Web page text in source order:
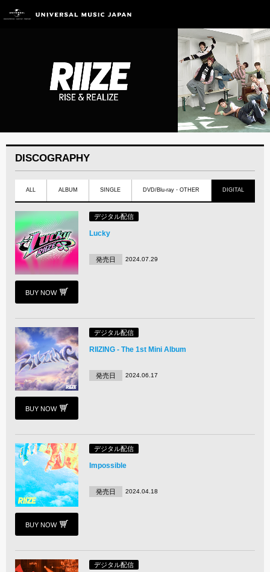
DISCOGRAPHY
ALL ALBUM SINGLE DVD/Blu-ray・OTHER DIGITAL
BUY NOW
デジタル配信
Lucky
発売日 2024.07.29
BUY NOW
デジタル配信
RIIZING - The 1st Mini Album
発売日 2024.06.17
BUY NOW
デジタル配信
Impossible
発売日 2024.04.18
デジタル配信